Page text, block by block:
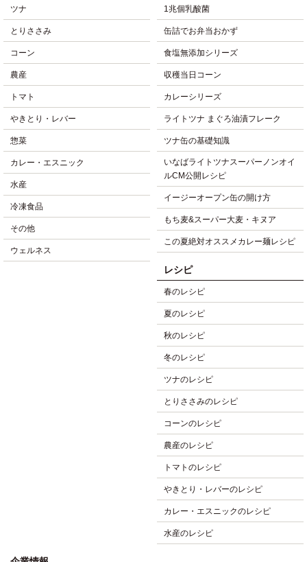
ツナ
とりささみ
コーン
農産
トマト
やきとり・レバー
惣菜
カレー・エスニック
水産
冷凍食品
その他
ウェルネス
1兆個乳酸菌
缶詰でお弁当おかず
食塩無添加シリーズ
収穫当日コーン
カレーシリーズ
ライトツナ まぐろ油漬フレーク
ツナ缶の基礎知識
いなばライトツナスーパーノンオイ
ルCM公開レシピ
イージーオープン缶の開け方
もち麦&スーパー大麦・キヌア
この夏絶対オススメカレー麺レシピ
レシピ
春のレシピ
夏のレシピ
秋のレシピ
冬のレシピ
ツナのレシピ
とりささみのレシピ
コーンのレシピ
農産のレシピ
トマトのレシピ
やきとり・レバーのレシピ
カレー・エスニックのレシピ
水産のレシピ